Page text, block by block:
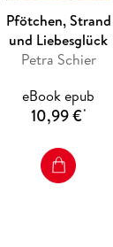
Pfötchen, Strand
und Liebesglück
Petra Schier
eBook epub
10,99 €*